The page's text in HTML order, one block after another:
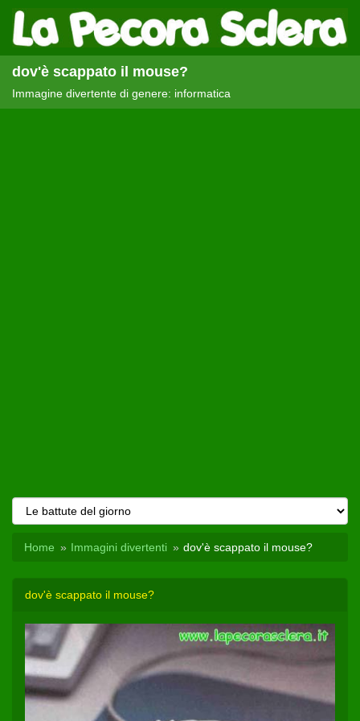
dov'è scappato il mouse?
Immagine divertente di genere: informatica
Home Immagini divertenti dov'è scappato il mouse?
dov'è scappato il mouse?